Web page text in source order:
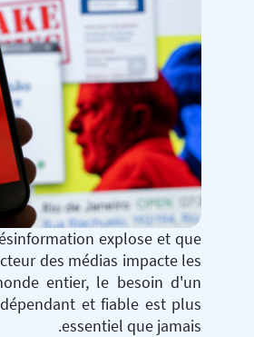
explose et que
des médias impacte les
entier, le besoin d'un
et fiable est plus
essentiel que jamais.